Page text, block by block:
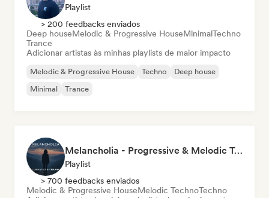
Playlist
> 200 feedbacks enviados
Deep houseMelodic & Progressive HouseMinimalTechno
Trance
Adicionar artistas às minhas playlists de maior impacto
Melodic & Progressive House Techno
Deep house
Minimal
Trance
Melancholia - Progressive & Melodic Techno
Playlist
> 700 feedbacks enviados
Melodic & Progressive HouseMelodic TechnoTechno